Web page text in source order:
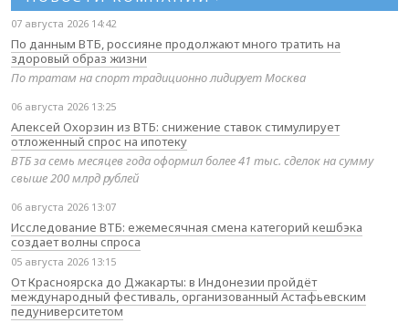
07 августа 2026 14:42
По данным ВТБ, россияне продолжают много тратить на
здоровый образ жизни
По тратам на спорт традиционно лидирует Москва
06 августа 2026 13:25
Алексей Охорзин из ВТБ: снижение ставок стимулирует
отложенный спрос на ипотеку
ВТБ за семь месяцев года оформил более 41 тыс. сделок на сумму
свыше 200 млрд рублей
06 августа 2026 13:07
Исследование ВТБ: ежемесячная смена категорий кешбэка
создает волны спроса
05 августа 2026 13:15
От Красноярска до Джакарты: в Индонезии пройдёт
международный фестиваль, организованный Астафьевским
педуниверситетом